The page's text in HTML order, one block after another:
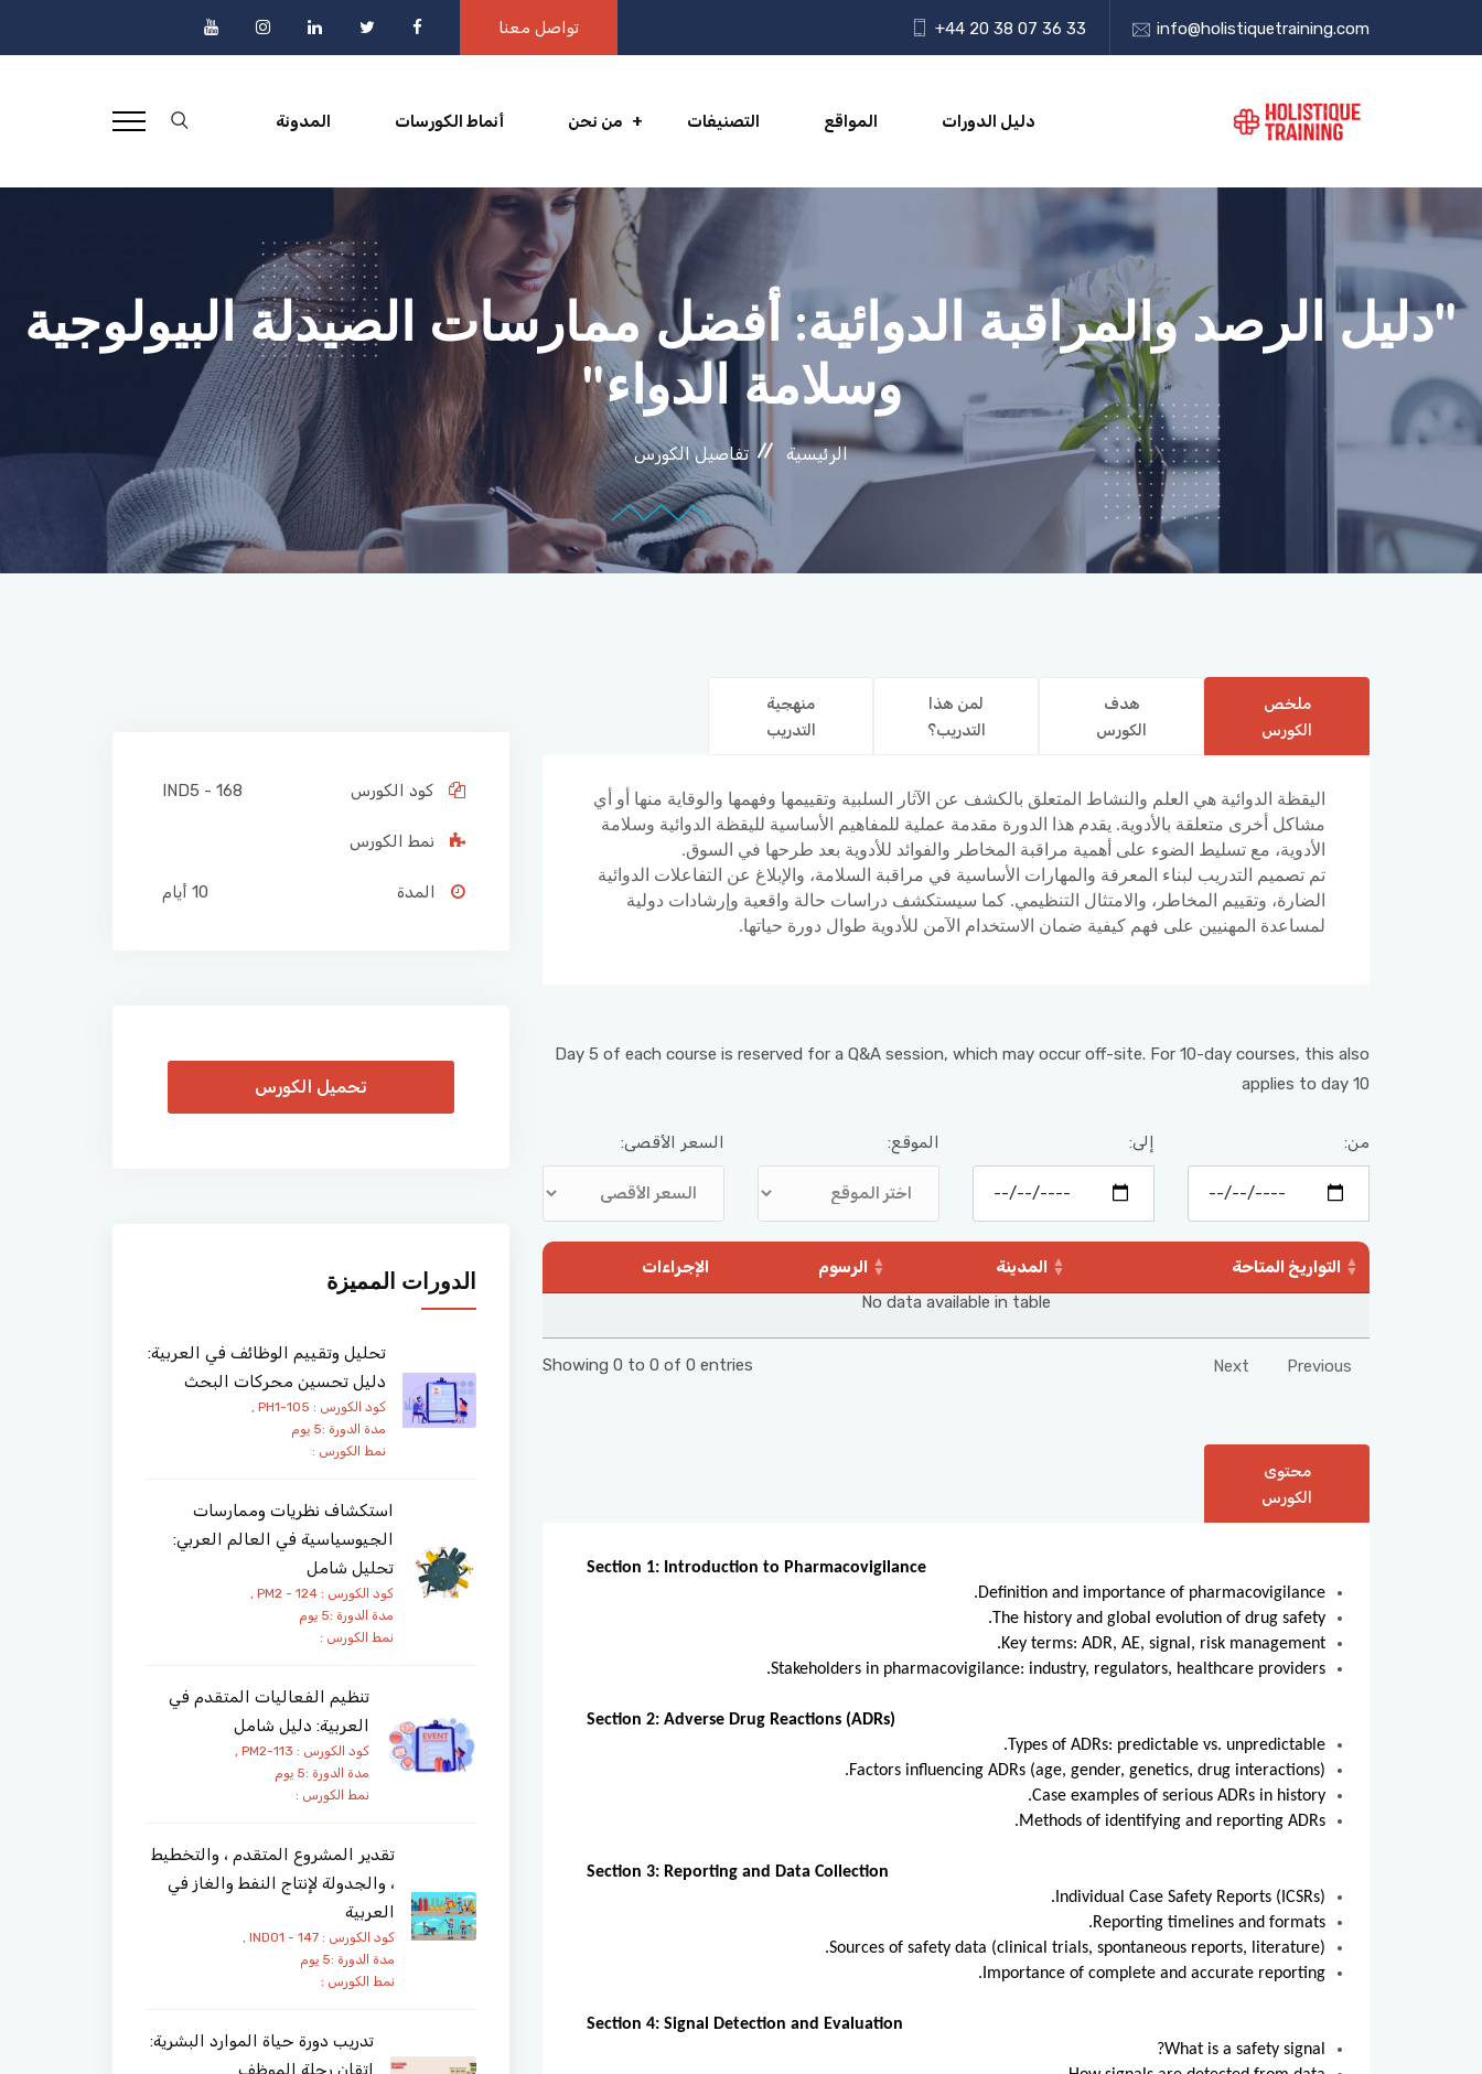
info@holistiquetraining.com
+44 20 38 07 36 33 تواصل معنا
دليل الدورات المواقع التصنيفات من نحن أنماط الكورسات المدونة
"دليل الرصد والمراقبة الدوائية: أفضل ممارسات الصيدلة البيولوجية
وسلامة الدواء"
الرئيسية تفاصيل الكورس
ملخص
الكورس
هدف
الكورس
لمن هذا
التدريب؟
منهجية
التدريب
اليقظة الدوائية هي العلم والنشاط المتعلق بالكشف عن الآثار السلبية وتقييمها وفهمها والوقاية منها أو أي
مشاكل أخرى متعلقة بالأدوية. يقدم هذا الدورة مقدمة عملية للمفاهيم الأساسية لليقظة الدوائية وسلامة
الأدوية، مع تسليط الضوء على أهمية مراقبة المخاطر والفوائد للأدوية بعد طرحها في السوق.
تم تصميم التدريب لبناء المعرفة والمهارات الأساسية في مراقبة السلامة، والإبلاغ عن التفاعلات الدوائية
الضارة، وتقييم المخاطر، والامتثال التنظيمي. كما سيستكشف دراسات حالة واقعية وإرشادات دولية
لمساعدة المهنيين على فهم كيفية ضمان الاستخدام الآمن للأدوية طوال دورة حياتها.
Day 5 of each course is reserved for a Q&A session, which may occur off-site. For 10-day courses, this also
applies to day 10
من: إلى: الموقع: السعر الأقصى:
التواريخ المتاحة المدينة الرسوم
الإجراءات
No data available in table
Showing 0 to 0 of 0 entries Previous
Next
محتوى
الكورس
Section 1: Introduction to Pharmacovigilance
Definition and importance of pharmacovigilance.
The history and global evolution of drug safety.
Key terms: ADR, AE, signal, risk management.
Stakeholders in pharmacovigilance: industry, regulators, healthcare providers.
Section 2: Adverse Drug Reactions (ADRs)
Types of ADRs: predictable vs. unpredictable.
Factors influencing ADRs (age, gender, genetics, drug interactions).
Case examples of serious ADRs in history.
Methods of identifying and reporting ADRs.
Section 3: Reporting and Data Collection
Individual Case Safety Reports (ICSRs).
Reporting timelines and formats.
Sources of safety data (clinical trials, spontaneous reports, literature).
Importance of complete and accurate reporting.
Section 4: Signal Detection and Evaluation
What is a safety signal?
كود الكورس IND5 - 168
نمط الكورس
المدة 10 أيام
تحميل الكورس
الدورات المميزة
تحليل وتقييم الوظائف في العربية:
دليل تحسين محركات البحث
كود الكورس : PH1-105 ,
مدة الدورة :5 يوم
نمط الكورس :
استكشاف نظريات وممارسات
الجيوسياسية في العالم العربي:
تحليل شامل
كود الكورس : PM2 - 124 ,
مدة الدورة :5 يوم
نمط الكورس :
تنظيم الفعاليات المتقدم في
العربية: دليل شامل
كود الكورس : PM2-113 ,
مدة الدورة :5 يوم
نمط الكورس :
تقدير المشروع المتقدم ، والتخطيط
، والجدولة لإنتاج النفط والغاز في
العربية
كود الكورس : IND01 - 147 ,
مدة الدورة :5 يوم
نمط الكورس :
تدريب دورة حياة الموارد البشرية:
اتقان رحلة الموظف